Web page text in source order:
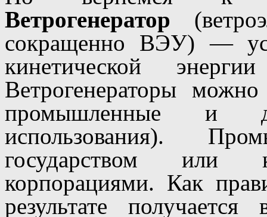
Ветрогенератор
сокращенно ВЭУ) —
кинетической
Ветрогенераторы
промышленные и
использования).
государством или
корпорациями. Как
результате получается